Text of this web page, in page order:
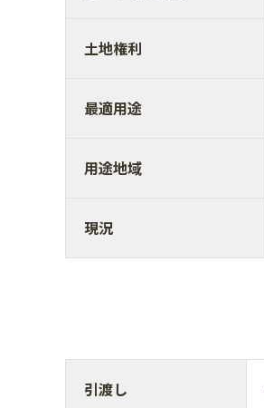
土地権利
最適用途
用途地域
現況
引渡し